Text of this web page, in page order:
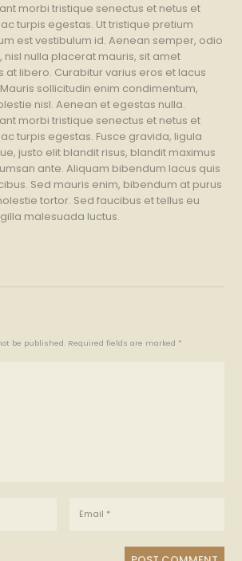
morbi tristique senectus et netus et
turpis egestas. Ut tristique pretium
est vestibulum id. Aenean semper, odio
nisl nulla placerat mauris, sit amet
libero. Curabitur varius eros et lacus
sollicitudin enim condimentum,
nisl. Aenean et egestas nulla.
morbi tristique senectus et netus et
turpis egestas. Fusce gravida, ligula
justo elit blandit risus, blandit maximus
ante. Aliquam bibendum lacus quis
Sed mauris enim, bibendum at purus
tortor. Sed faucibus et tellus eu
malesuada luctus.
be published. Required fields are marked *